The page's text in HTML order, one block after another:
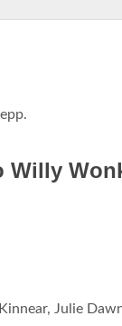
Willy
Julie